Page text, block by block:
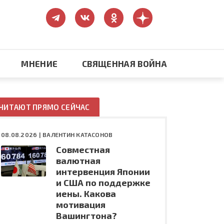
Конфликт на Украине
МНЕНИЕ СВЯЩЕННАЯ ВОЙНА
ПРЯМО СЕЙЧАС
08.08.2026 | ВАЛЕНТИН КАТАСОНОВ
Совместная
валютная
интервенция Японии
и США по поддержке
иены. Какова
мотивация
Вашингтона?